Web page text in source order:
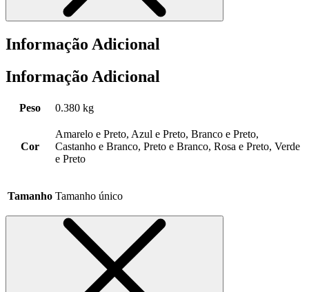
Informação Adicional
Informação Adicional
Peso 0.380 kg
Cor
Amarelo e Preto, Azul e Preto, Branco e Preto,
Castanho e Branco, Preto e Branco, Rosa e Preto, Verde
e Preto
Tamanho Tamanho único